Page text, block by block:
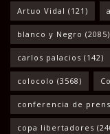
Artuo Vidal (121)
blanco y Negro (2085)
carlos palacios (142)
colocolo (3568)
conferencia de
copa libertadores